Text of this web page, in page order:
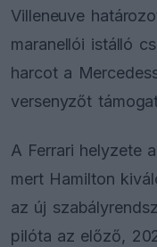
Villeneuve
maranellói istálló
harcot a
versenyzőt
A Ferrari helyzete
mert Hamilton
az új
pilóta az előző,